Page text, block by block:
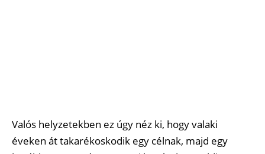
Valós helyzetekben ez úgy néz ki, hogy valaki
éveken át takarékoskodik egy célnak, majd egy